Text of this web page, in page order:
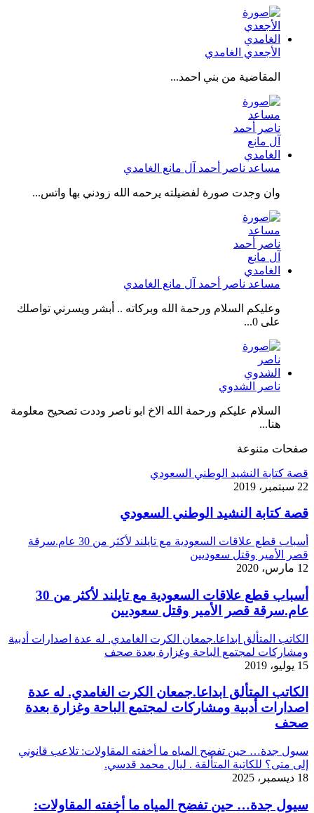
الأجعدي الغامدي
المقاضية من بني احمد...
مساعد ناصر أحمد آل مانع الغامدي
وان وجدت صورة لفضيلته يرحمه الله زودني بها واتس...
مساعد ناصر أحمد آل مانع الغامدي
وعليكم السلام ورحمة الله وبركاته .. أبشر ويسرني تواصلك
على 0...
ناصر الشدوي
السلام عليكم ورحمة الله الاخ ابو ناصر وددت تصحيح معلومة
هنا...
صفحات متنوعة
قصة كتابة النشيد الوطني السعودي
22 سبتمبر، 2019
قصة كتابة النشيد الوطني السعودي
أسباب قطع علاقات السعودية مع تايلند لأكثر من 30 عام.سرقة
قصر الأمير وقتل سعوديين
12 مارس، 2020
أسباب قطع علاقات السعودية مع تايلند لأكثر من 30
عام.سرقة قصر الأمير وقتل سعوديين
الكاتب المتألق ابداعا.جمعان الكرت الغامدي. له عدة اصدارات أدبية
ومشاركات لمجتمع الباحة وغزارة بعدة صحف
15 يوليو، 2019
الكاتب المتألق ابداعا.جمعان الكرت الغامدي. له عدة
اصدارات أدبية ومشاركات لمجتمع الباحة وغزارة بعدة
صحف
سيول جدة… حين تفضح المياه ما أخفته المقاولات: تلاعب قانوني
إلى متى؟ للكاتبة المتألقة . ليال محمد قدسي.
18 ديسمبر، 2025
سيول جدة… حين تفضح المياه ما أخفته المقاولات: